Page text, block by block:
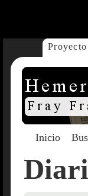
Proyecto
Inicio